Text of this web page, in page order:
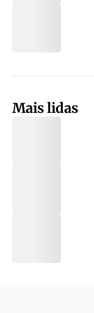
Mais lidas